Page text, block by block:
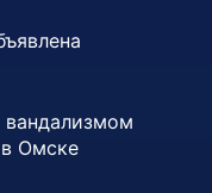
вандализмом
в Омске